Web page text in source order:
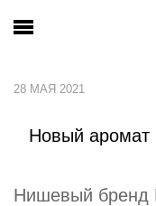
28 МАЯ 2021
Новый аромат
Нишевый бренд